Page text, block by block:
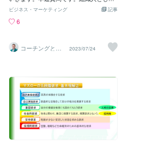
たいとかそういうのが承認欲求です✨ ⑤
の欲求が満たされていることを言い自分
です😆✨ 自分らしく生きたいとかそうい
う風に思うことがあること欲求のことで
す！ 何かと言いますと自分ではない何か
に対するものです！ 例えば世界の貧困を
無くすとか 世界を平和にしたいとか そう
いうことを言います〜！ ぜひみなさんも
このマズローの法則 いろんな人に言いふ
らして見てくださいね〜♪ こういうのっ
て意外と面白いですよね☘️ みなさんもこ
はどんな人と一緒に働きたいと思います
か？・創意工夫をして価値を高める人 ・
に努力する人 ・周囲の人と協力して、言
われたことを頑張ってくれる人 ・恐れや
との人 職場の状況によって答えは変わる
と思いますが、多くの方は黄色よりも上
から選んだことと思います。そして勘の
良い方はお気づきかもしれませんが、こ
れはマズローの５段階欲求に基づいて作
成したモデルです。 この５段階欲求説に
も諸説ありますが、ひとまずこれに基づ
いて組織、集団の中での個人を見ていき
記事
ビジネス・マーケティング
6
コーチングと社
員研修の永井ロ
2023/07/24